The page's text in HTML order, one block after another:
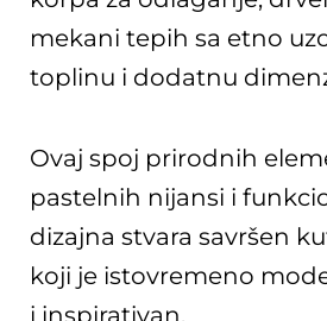
mekani tepih sa etno
toplinu i dodatnu
Ovaj spoj prirodnih
pastelnih nijansi i
dizajna stvara savršen
koji je istovremeno
i inspirativan.